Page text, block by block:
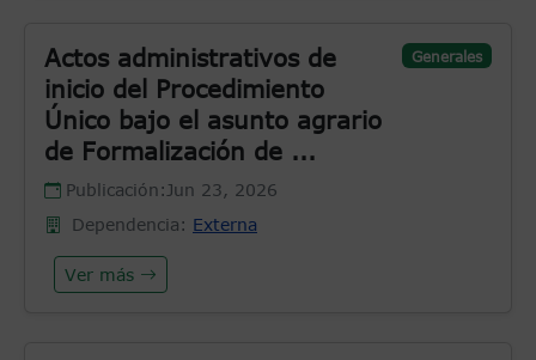
Actos administrativos de
inicio del Procedimiento
Único bajo el asunto agrario
de Formalización de ...
Generales
Publicación: Jun 23, 2026
Dependencia: Externa
Ver más